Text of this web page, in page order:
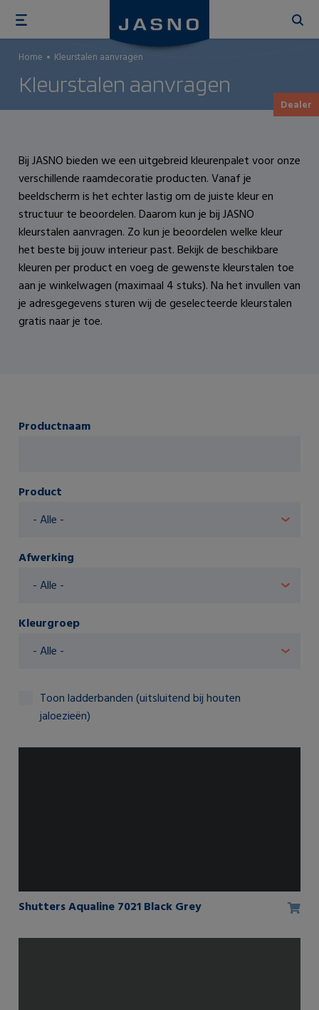
naar
inhoud
gaan
Dealer
Home Kleurstalen aanvragen
Kleurstalen aanvragen
Bij JASNO bieden we een uitgebreid kleurenpalet voor onze
verschillende raamdecoratie producten. Vanaf je
beeldscherm is het echter lastig om de juiste kleur en
structuur te beoordelen. Daarom kun je bij JASNO
kleurstalen aanvragen. Zo kun je beoordelen welke kleur
het beste bij jouw interieur past. Bekijk de beschikbare
kleuren per product en voeg de gewenste kleurstalen toe
aan je winkelwagen (maximaal 4 stuks). Na het invullen van
je adresgegevens sturen wij de geselecteerde kleurstalen
gratis naar je toe.
Productnaam
Product
Afwerking
Kleurgroep
Toon ladderbanden (uitsluitend bij houten
jaloezieën)
Shutters Aqualine 7021 Black Grey